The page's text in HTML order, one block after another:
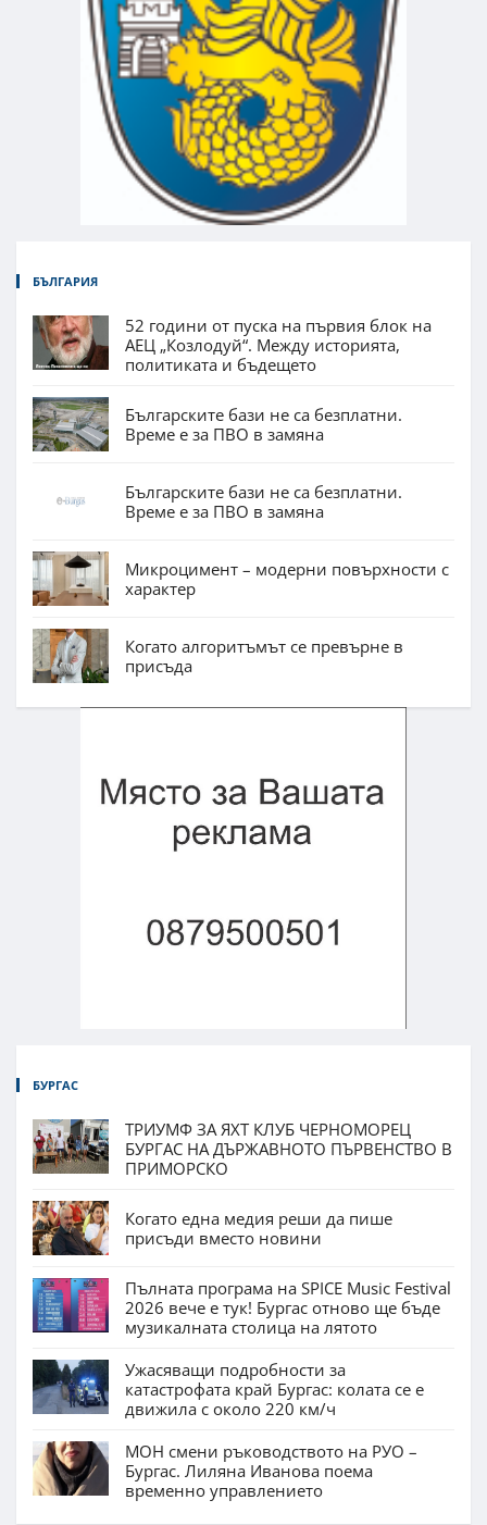
БЪЛГАРИЯ
52 години от пуска на първия блок на
АЕЦ „Козлодуй“. Между историята,
политиката и бъдещето
Българските бази не са безплатни.
Време е за ПВО в замяна
Българските бази не са безплатни.
Време е за ПВО в замяна
Микроцимент – модерни повърхности с
характер
Когато алгоритъмът се превърне в
присъда
БУРГАС
ТРИУМФ ЗА ЯХТ КЛУБ ЧЕРНОМОРЕЦ
БУРГАС НА ДЪРЖАВНОТО ПЪРВЕНСТВО В
ПРИМОРСКО
Когато една медия реши да пише
присъди вместо новини
Пълната програма на SPICE Music Festival
2026 вече е тук! Бургас отново ще бъде
музикалната столица на лятото
Ужасяващи подробности за
катастрофата край Бургас: колата се е
движила с около 220 км/ч
МОН смени ръководството на РУО –
Бургас. Лиляна Иванова поема
временно управлението